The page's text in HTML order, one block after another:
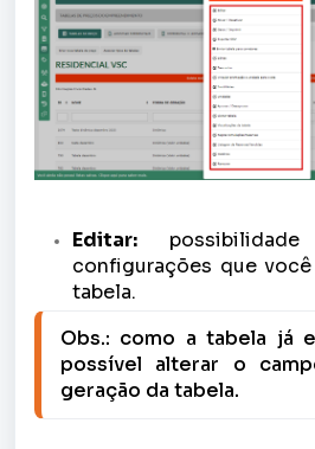
Editar:
configurações que
tabela.
Obs.: como a tabela já
possível alterar o
geração da tabela.